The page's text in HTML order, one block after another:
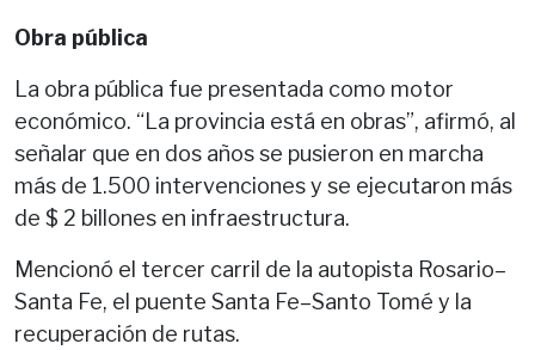
Obra pública
La obra pública fue presentada como motor
económico. “La provincia está en obras”, afirmó, al
señalar que en dos años se pusieron en marcha
más de 1.500 intervenciones y se ejecutaron más
de $ 2 billones en infraestructura.
Mencionó el tercer carril de la autopista Rosario–
Santa Fe, el puente Santa Fe–Santo Tomé y la
recuperación de rutas.